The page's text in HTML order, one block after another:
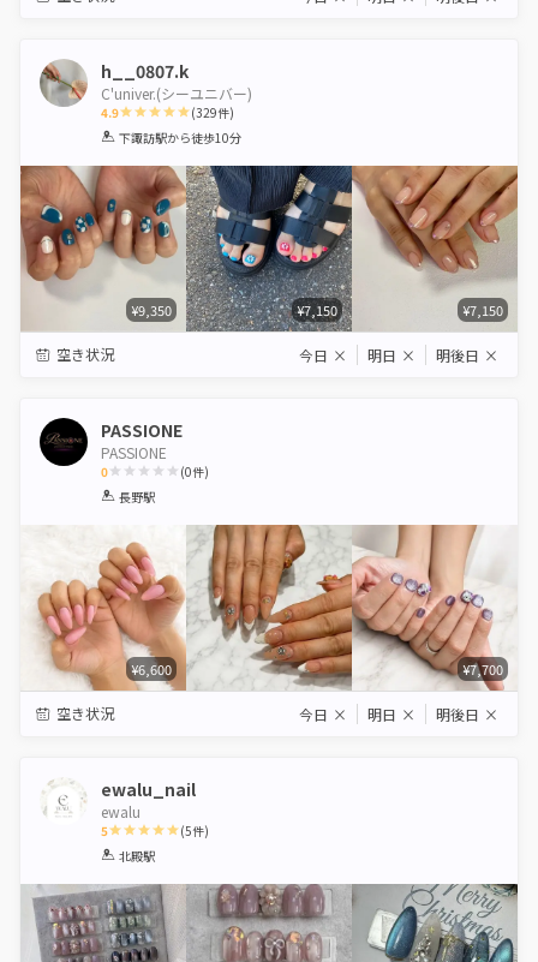
h__0807.k
C'univer.(シーユニバー)
4.9
1 2 3 4 5
(329件)
下諏訪駅から徒歩10分
¥9,350 ¥7,150 ¥7,150
空き状況 今日 × 明日 × 明後日 ×
PASSIONE
PASSIONE
0
1 2 3 4
(0件)
長野駅
¥6,600 ¥7,700
空き状況 今日 × 明日 × 明後日 ×
ewalu_nail
ewalu
5
1 2 3 4
(5件)
北殿駅